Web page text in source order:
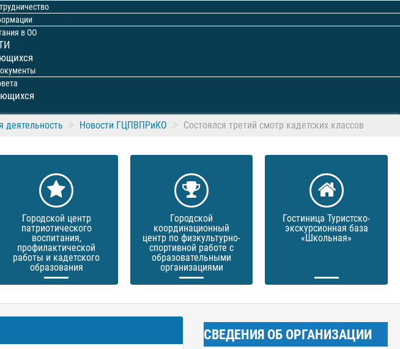
в ОО
деятельность Новости ГЦПВПРиКО Состоялся третий смотр кадетских классов
Городской центр
патриотического
воспитания,
профилактической
работы и кадетского
образования
Городской
координационный
центр по физкультурно-
спортивной работе с
образовательными
организациями
Гостиница Туристско-
экскурсионная база
«Школьная»
СВЕДЕНИЯ ОБ ОРГАНИЗАЦИИ